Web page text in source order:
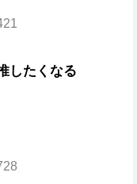
したくなる